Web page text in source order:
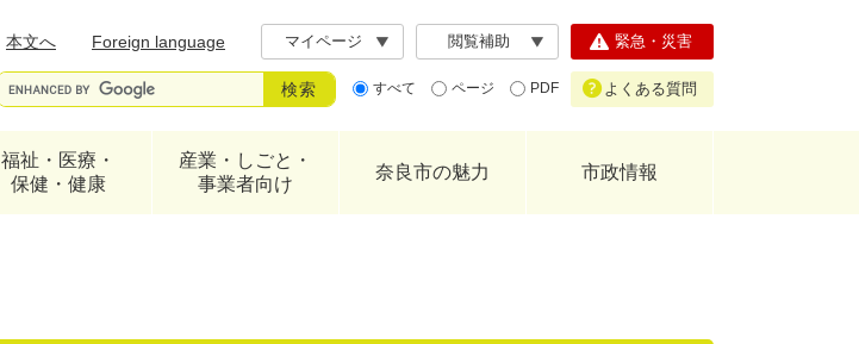
本文へ
Foreign language マイページ 閲覧補助
すべて ページ PDF
緊急・災害
よくある質問
福祉・医療・
保健・健康
産業・しごと・
事業者向け
奈良市の魅力 市政情報